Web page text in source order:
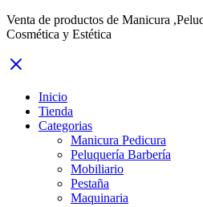
Venta de productos de Manicura
Cosmética y Estética
Inicio
Tienda
Categorias
Manicura Pedicura
Peluquería Barbería
Mobiliario
Pestaña
Maquinaria